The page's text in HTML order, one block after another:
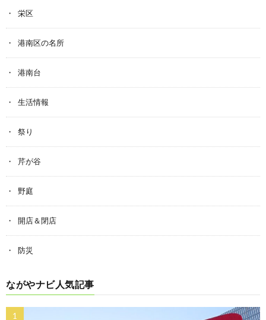
栄区
港南区の名所
港南台
生活情報
祭り
芹が谷
野庭
開店＆閉店
防災
ながやナビ人気記事